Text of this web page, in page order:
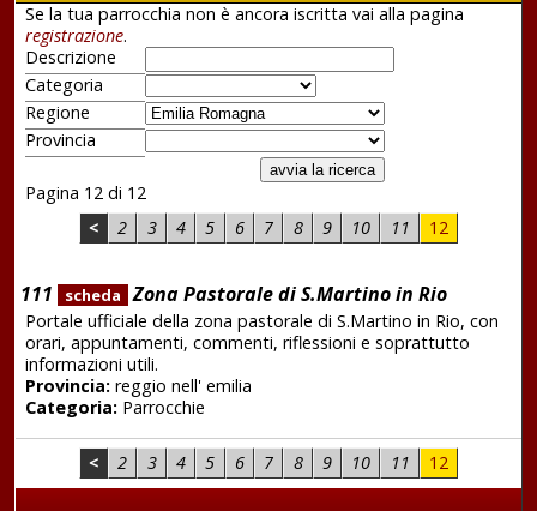
Se la tua parrocchia non è ancora iscritta vai alla pagina
registrazione.
Descrizione
Categoria
Regione
Provincia
Pagina 12 di 12
<
2 3 4 5 6 7 8 9 10 11 12
111 scheda Zona Pastorale di S.Martino in Rio
Portale ufficiale della zona pastorale di S.Martino in Rio, con
orari, appuntamenti, commenti, riflessioni e soprattutto
informazioni utili.
Provincia:reggio nell' emilia
Categoria:Parrocchie
< 2 3 4 5 6 7 8 9 10 11 12